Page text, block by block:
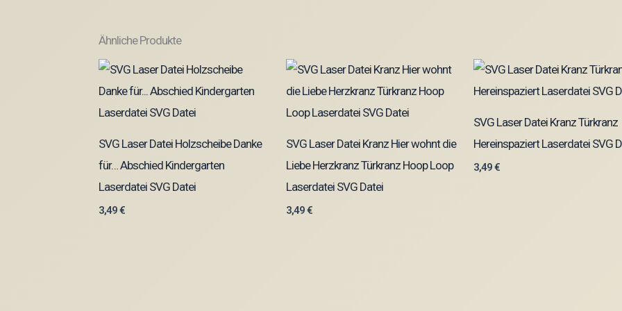
Ähnliche Produkte
SVG Laser Datei Holzscheibe Danke
für… Abschied Kindergarten
Laserdatei SVG Datei
3,49€
SVG Laser Datei Kranz Hier wohnt die
Liebe Herzkranz Türkranz Hoop Loop
Laserdatei SVG Datei
3,49€
SVG Laser Datei Kranz Türkranz
Hereinspaziert Laserdatei SVG
3,49€